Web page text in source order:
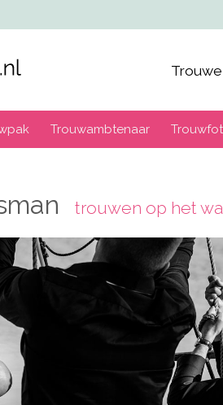
Trouwambtenaar
trouwen op het